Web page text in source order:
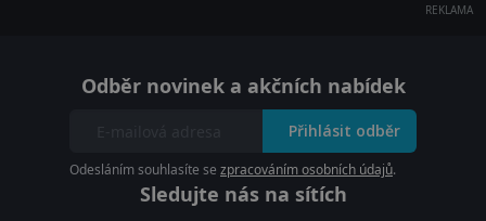
REKLAMA
Odběr novinek a akčních nabídek
Přihlásit odběr
Odesláním souhlasíte se zpracováním osobních údajů.
Sledujte nás na sítích